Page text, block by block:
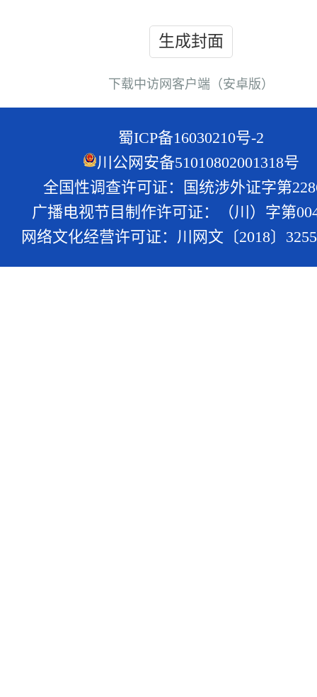
生成封面
下载中访网客户端（安卓版）
蜀ICP备16030210号-2
川公网安备51010802001318号
全国性调查许可证：国统涉外证字第
广播电视节目制作许可证：（川）字第
网络文化经营许可证：川网文〔2018〕